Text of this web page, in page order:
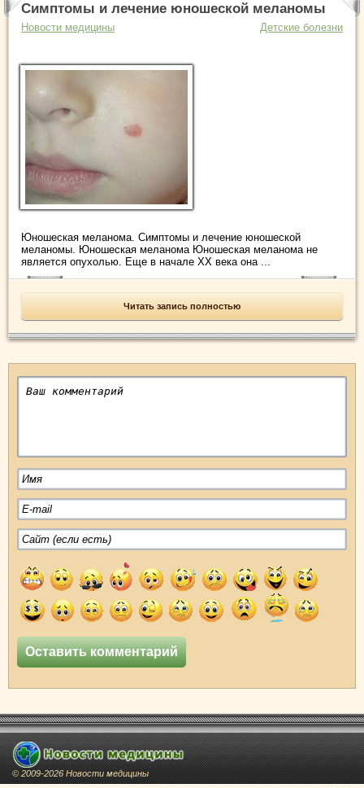
Симптомы и лечение юношеской меланомы
Новости медицины Детские болезни
Юношеская меланома. Симптомы и лечение юношеской
меланомы. Юношеская меланома Юношеская меланома не
является опухолью. Еще в начале XX века она ...
Читать запись полностью
© 2009-2026 Новости медицины